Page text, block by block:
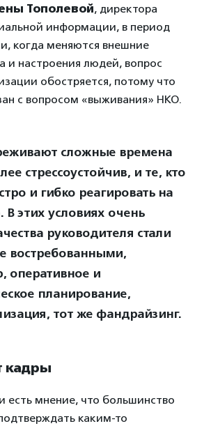
Тополевой, директора
информации, в период
когда меняются внешние
и настроения людей, вопрос
обостряется, потому что
с вопросом «выживания» НКО.
сложные времена
стрессоустойчив, и те, кто
и гибко реагировать на
В этих условиях очень
руководителя стали
востребованными,
оперативное и
планирование,
тот же фандрайзинг.
кадры
есть мнение, что большинство
каким-то